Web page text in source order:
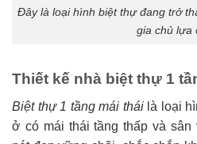
Đây là loại hình biệt thự đang trở
gia chủ lựa
Thiết kế nhà biệt thự 1
Biệt thự 1 tầng mái thái là loại
ở có mái thái tầng thấp và